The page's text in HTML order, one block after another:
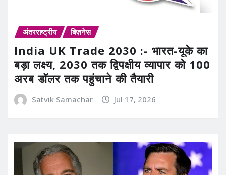
अंतरराष्ट्रीय बिज़नेस
India UK Trade 2030 :- भारत-यूके का
बड़ा लक्ष्य, 2030 तक द्विपक्षीय व्यापार को 100
अरब डॉलर तक पहुंचाने की तैयारी
Satvik Samachar Jul 17, 2026